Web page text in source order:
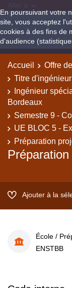
En poursuivant votre
site, vous acceptez
cookies à des fins de
d'audience
Aller à
Accueil
Offre
Titre d'ingénieur
Ingénieur
Bordeaux
Semestre 9 -
UE BLOC 5 -
Préparation
Ajouter à la
École /
ENSTBB